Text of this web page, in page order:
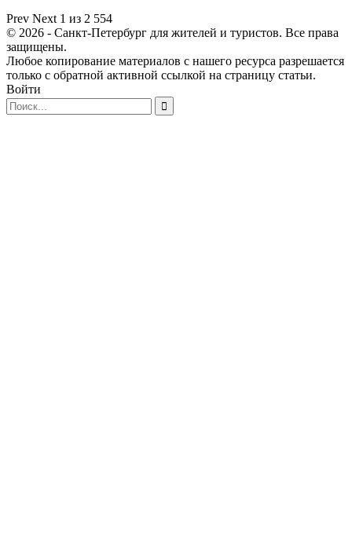
Prev Next 1 из 2 554
© 2026 - Санкт-Петербург для жителей и туристов. Все права
защищены.
Любое копирование материалов с нашего ресурса разрешается
только с обратной активной ссылкой на страницу статьи.
Войти